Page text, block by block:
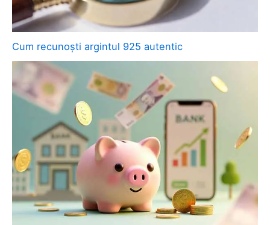
Cum recunoști argintul 925 autentic